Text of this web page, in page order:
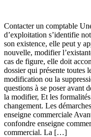
Contacter un comptable
d’exploitation s’identifie
son existence, elle peut y
nouvelle, modifier
cas de figure, elle doit
dossier qui présente toutes
modification ou la
questions à se poser avant
la modifier, Et les
changement. Les
enseigne commerciale
confondre enseigne
commercial. La […]